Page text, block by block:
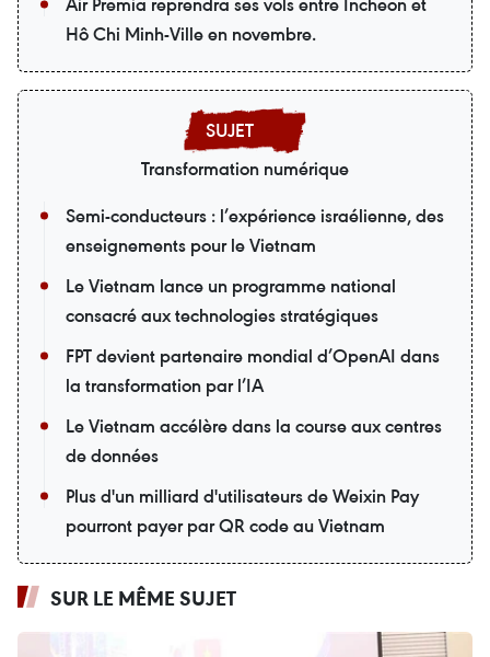
Hô Chi Minh-Ville en novembre.
Transformation numérique
Semi-conducteurs : l’expérience israélienne, des
enseignements pour le Vietnam
Le Vietnam lance un programme national
consacré aux technologies stratégiques
FPT devient partenaire mondial d’OpenAI dans
la transformation par l’IA
Le Vietnam accélère dans la course aux centres
de données
Plus d'un milliard d'utilisateurs de Weixin Pay
pourront payer par QR code au Vietnam
SUR LE MÊME SUJET